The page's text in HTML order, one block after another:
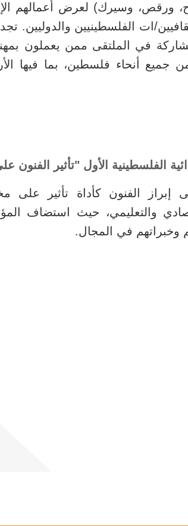
ورقص، وسيرك) لعرض أعمالهم
ات الفلسطينيين والدوليين.
في الملتقى ممن يعملون
الفلسطينية الأول "تأثير الفنون
إبراز الفنون كأداة تأثير على
والتعليمي، حيث استضاف
في المجال.